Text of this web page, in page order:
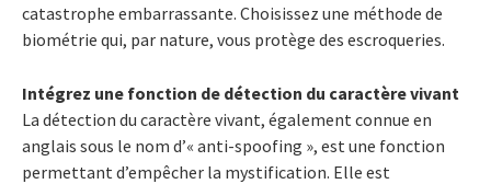
catastrophe embarrassante. Choisissez une méthode de
biométrie qui, par nature, vous protège des escroqueries.
Intégrez une fonction de détection du caractère vivant
La détection du caractère vivant, également connue en
anglais sous le nom d’« anti-spoofing », est une fonction
permettant d’empêcher la mystification. Elle est